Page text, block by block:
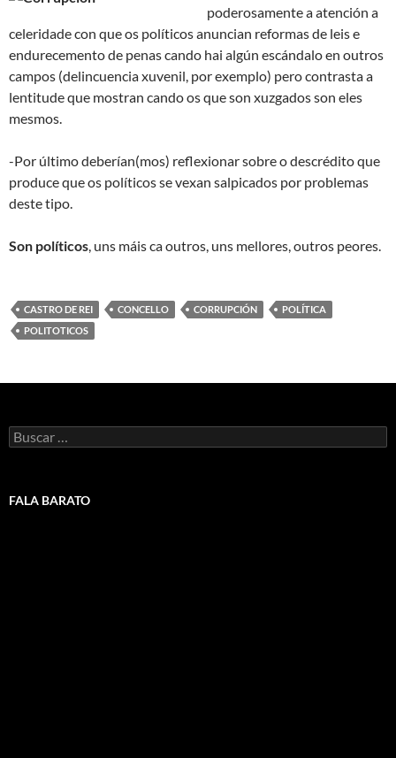
poderosamente a atención a
celeridade con que os políticos anuncian reformas de leis e
endurecemento de penas cando hai algún escándalo en outros
campos (delincuencia xuvenil, por exemplo) pero contrasta a
lentitude que mostran cando os que son xuzgados son eles
mesmos.
-Por último deberían(mos) reflexionar sobre o descrédito que
produce que os políticos se vexan salpicados por problemas
deste tipo.
Son políticos, uns máis ca outros, uns mellores, outros peores.
CASTRO DE REI CONCELLO CORRUPCIÓN
POLÍTICA
POLITOTICOS
Buscar:
FALA BARATO